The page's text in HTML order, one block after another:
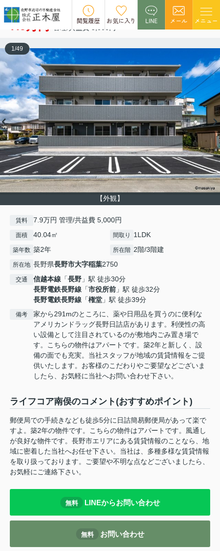
閲覧履歴 お気に入り LINE メール メニュー
ライフコア南俣 空室1
7.9万円
【外観】
1/49
賃料 7.9万円 管理/共益費 5,000円
面積 40.04㎡ 間取り 1LDK
築年数 築2年 所在階 2階/3階建
所在地 長野県長野市大字稲葉2750
交通 信越本線 「長野 」駅 徒歩30分
長野電鉄長野線 「市役所前 」駅 徒歩32分
長野電鉄長野線 「権堂 」駅 徒歩39分
備考
家から291mのところに、薬や日用品を買うのに便利な
アメリカンドラッグ長野日詰店があります。利便性の高
い設備として注目されているのが敷地内ごみ置き場で
す。こちらの物件はアパートです。築2年と新しく、設
備の面でも充実。当社スタッフが地域の賃貸情報をご提
供いたします。お客様のこだわりやご要望などございま
したら、お気軽に当社へお問い合わせ下さい。
ライフコア南俣のコメント(おすすめポイント)
郵便局での手続きなども徒歩5分に日詰簡易郵便局があって楽で
すよ。築2年の物件です。こちらの物件はアパートです。風通し
が良好な物件です。長野市エリアにある賃貸情報のことなら、地
域に密着した当社へお任せ下さい。当社は、多種多様な賃貸情報
を取り扱っております。ご要望や不明な点などございましたら、
お気軽にご連絡下さい。
無料 LINEからお問い合わせ
無料 お問い合わせ